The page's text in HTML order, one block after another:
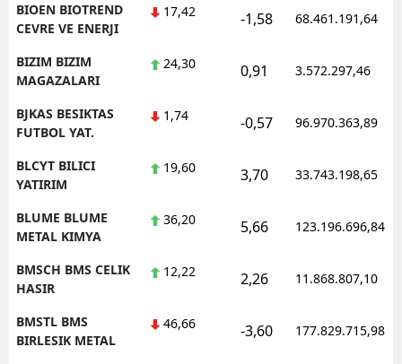
BIOEN BIOTREND
CEVRE VE ENERJI
17,42 -1,58 68.461.191,64
BIZIM BIZIM
MAGAZALARI
24,30 0,91 3.572.297,46
BJKAS BESIKTAS
FUTBOL YAT.
1,74 -0,57 96.970.363,89
BLCYT BILICI
YATIRIM
19,60 3,70 33.743.198,65
BLUME BLUME
METAL KIMYA
36,20 5,66 123.196.696,84
BMSCH BMS CELIK
HASIR
12,22 2,26 11.868.807,10
BMSTL BMS
BIRLESIK METAL
46,66 -3,60 177.829.715,98